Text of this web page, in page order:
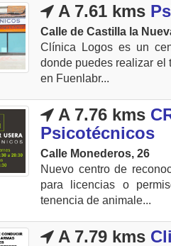
A 7.61 kms
Calle de Castilla la
Clínica Logos es un
donde puedes realizar el
en Fuenlabr...
A 7.76 kms
Psicotécnicos
Calle Monederos, 26
Nuevo centro de
para licencias o
tenencia de animale...
A 7.79 kms